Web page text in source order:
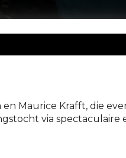
Maurice Krafft, die
via spectaculaire